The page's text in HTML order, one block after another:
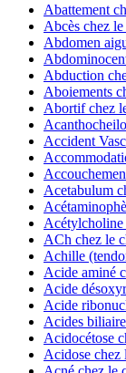
Abattement
Abcès chez
Abdomen
Abduction
Aboiements
Abortif chez
Accident
Acetabulum
Acétylcholine
ACh chez le
Achille
Acide aminé
Acide
Acide
Acides
Acidocétose
Acidose chez